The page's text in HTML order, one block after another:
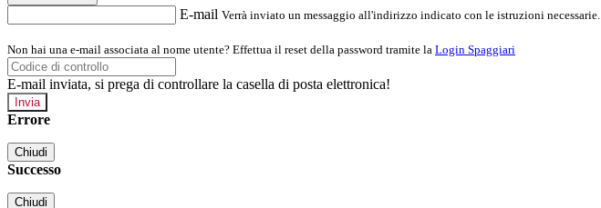
E-mail Verrà inviato un messaggio all'indirizzo indicato con le istruzioni necessarie.
Non hai una e-mail associata al nome utente? Effettua il reset della password tramite la Login Spaggiari
E-mail inviata, si prega di controllare la casella di posta elettronica!
Errore
Chiudi
Successo
Chiudi